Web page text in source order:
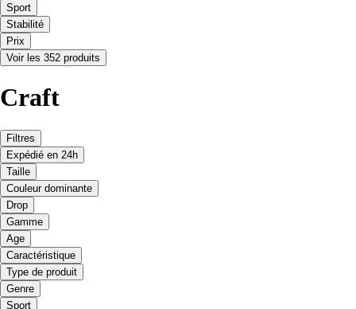
Sport
Stabilité
Prix
Voir les 352 produits
Craft
Filtres
Expédié en 24h
Taille
Couleur dominante
Drop
Gamme
Age
Caractéristique
Type de produit
Genre
Sport